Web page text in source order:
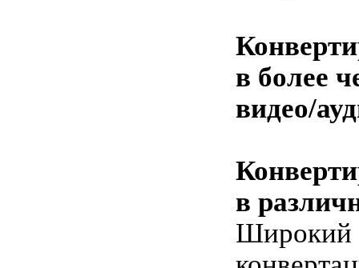
в более
видео/
в
Широкий